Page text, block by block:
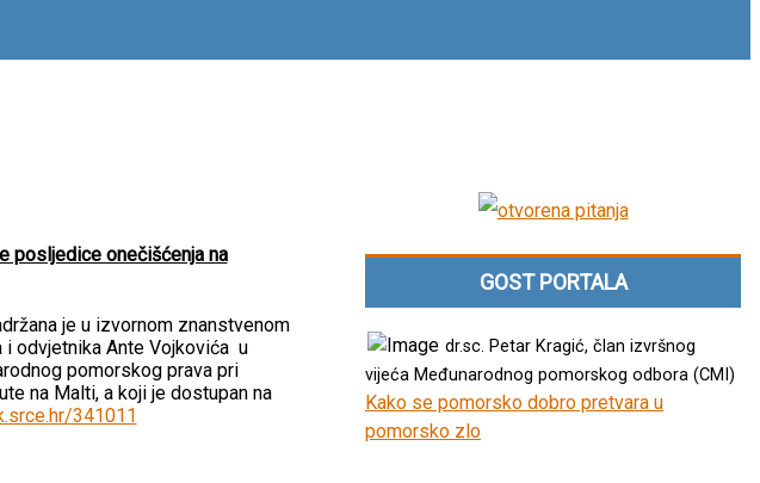
posljedice onečišćenja na
je u izvornom znanstvenom
i odvjetnika Ante Vojkovića u
pomorskog prava pri
na Malti, a koji je dostupan na
341011
GOST PORTALA
dr.sc. Petar Kragić, član izvršnog
vijeća Međunarodnog pomorskog odbora (CMI)
Kako se pomorsko dobro pretvara u
pomorsko zlo